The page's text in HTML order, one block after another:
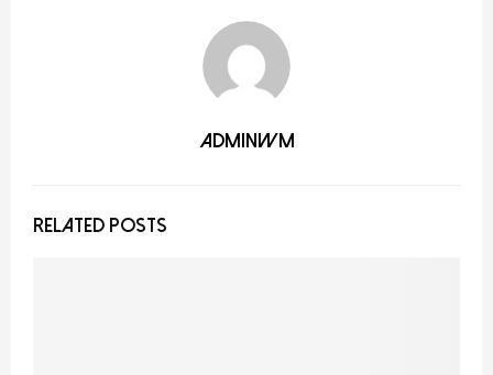
adminwm
RELATED POSTS